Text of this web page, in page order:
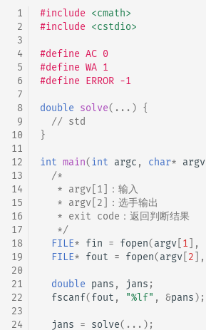
1
2
3
4
5
6
7
8
9
10
11
12
13
14
15
16
17
18
19
20
21
22
23
24
#include <cmath>
#include <cstdio>
#define AC 0
#define WA 1
#define ERROR -1
double solve(...) {
// std
}
int main(int argc , char* argv
/*
   * argv[1]：输入
   * argv[2]：选手输出
   * exit code：返回判断结果
   */
FILE* fin = fopen(argv 1 ],
FILE* fout = fopen(argv 2 ],
double pans , jans ;
fscanf(fout , "%lf" , &pans);
jans = solve(...);